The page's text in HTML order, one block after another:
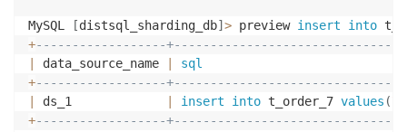
MySQL [distsql_sharding_db] > preview insert into
+------------------
data_source_name
sql
+------------------
ds_1 insert into t_order_7 values (
+------------------